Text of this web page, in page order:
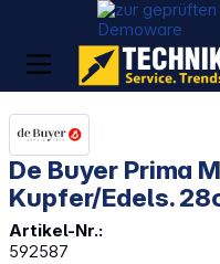
De Buyer Prima
Kupfer/Edels.
Artikel-Nr.:
592587